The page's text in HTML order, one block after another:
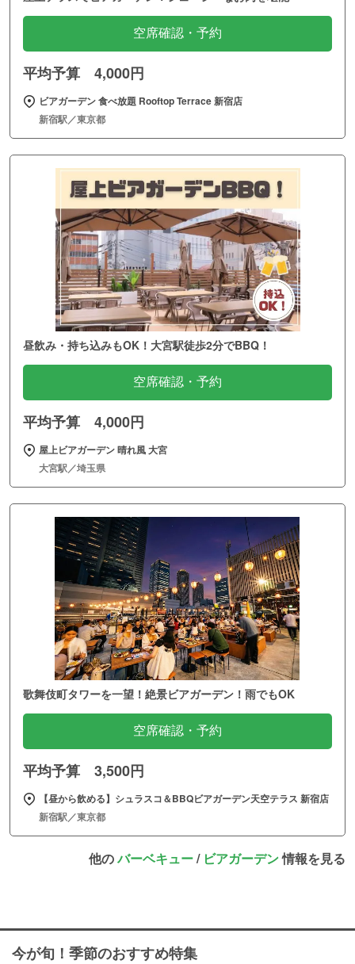
空席確認・予約
平均予算 4,000円
ビアガーデン 食べ放題 Rooftop Terrace 新宿店
新宿駅／東京都
昼飲み・持ち込みもOK！大宮駅徒歩2分でBBQ！
空席確認・予約
平均予算 4,000円
屋上ビアガーデン 晴れ風 大宮
大宮駅／埼玉県
歌舞伎町タワーを一望！絶景ビアガーデン！雨でもOK
空席確認・予約
平均予算 3,500円
【昼から飲める】シュラスコ＆BBQビアガーデン天空テラス 新宿店
新宿駅／東京都
他のバーベキュー/ ビアガーデン情報を見る
今が旬！季節のおすすめ特集